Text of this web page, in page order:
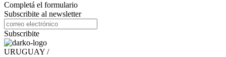
Completá el formulario
Subscribite al newsletter
Subscribite
URUGUAY /